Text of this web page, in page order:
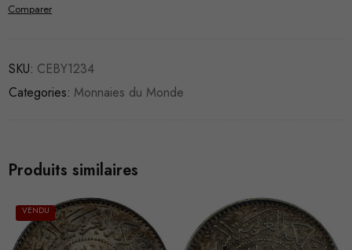
Comparer
SKU: CEBY1234
Categories: Monnaies du Monde
Produits similaires
VENDU